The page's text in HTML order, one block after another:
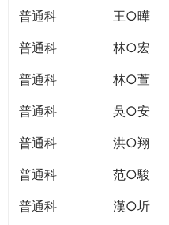
普通科
王○曄
普通科
林○宏
普通科
林○萱
普通科
吳○安
普通科
洪○翔
普通科
范○駿
普通科
漢○圻